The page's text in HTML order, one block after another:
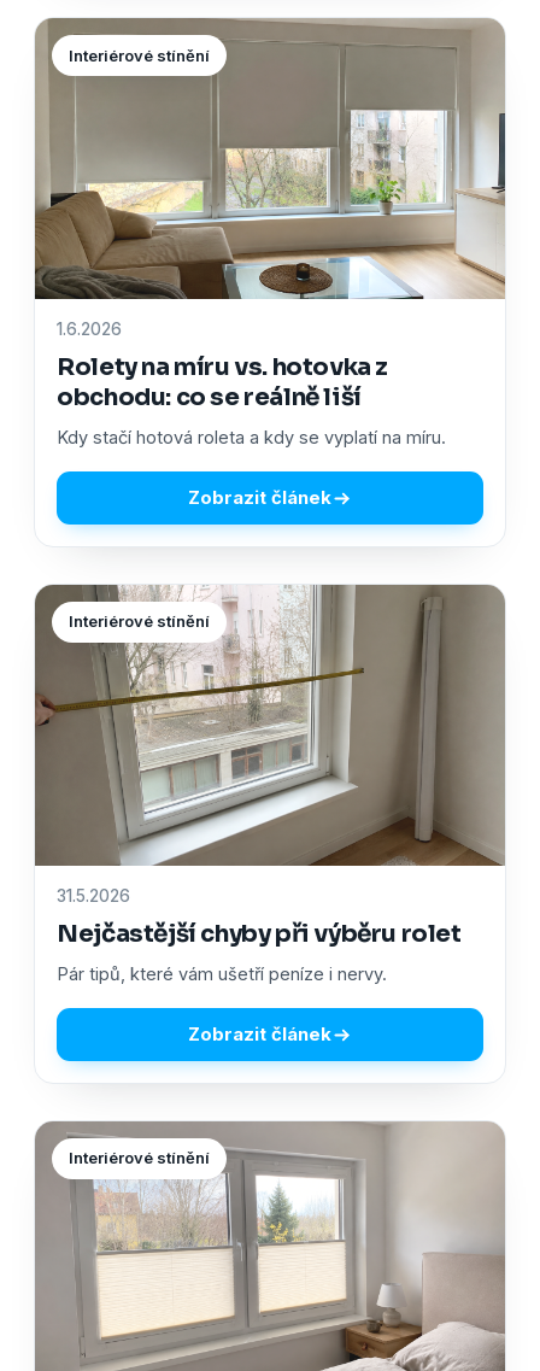
Interiérové stínění
1.6.2026
Rolety na míru vs. hotovka z
obchodu: co se reálně liší
Kdy stačí hotová roleta a kdy se vyplatí na míru.
Zobrazit článek
Interiérové stínění
31.5.2026
Nejčastější chyby při výběru rolet
Pár tipů, které vám ušetří peníze i nervy.
Zobrazit článek
Interiérové stínění